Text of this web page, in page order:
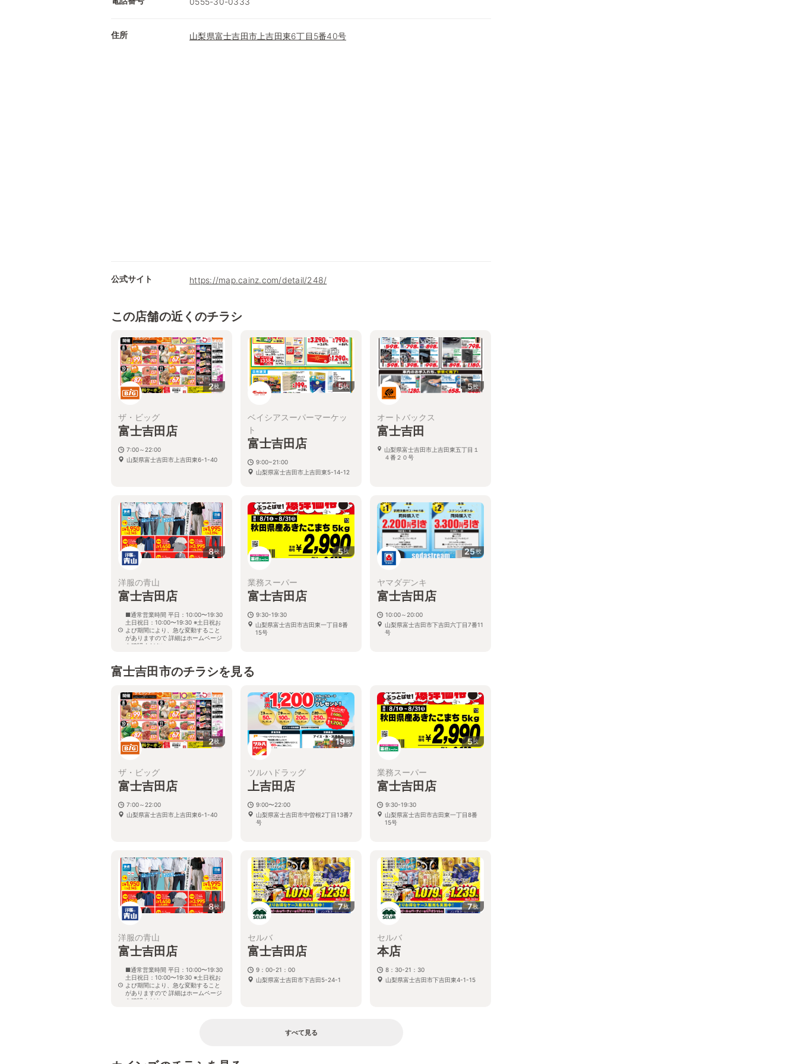
住所 山梨県富士吉田市上吉田東6丁目5番40号
公式サイト https://map.cainz.com/detail/248/
この店舗の近くのチラシ
2枚
ザ・ビッグ
富士吉田店
7:00～22:00
山梨県富士吉田市上吉田東6-1-40
5枚
ベイシアスーパーマーケッ
ト
富士吉田店
9:00~21:00
山梨県富士吉田市上吉田東5-14-12
5枚
オートバックス
富士吉田
山梨県富士吉田市上吉田東五丁目１
４番２０号
8枚
洋服の青山
富士吉田店
■通常営業時間 平日：10:00〜19:30
土日祝日：10:00〜19:30 ※土日祝お
よび期間により、急な変動すること
がありますので 詳細はホームページ
を確認ください
5枚
業務スーパー
富士吉田店
9:30-19:30
山梨県富士吉田市吉田東一丁目8番
15号
25枚
ヤマダデンキ
富士吉田店
10:00～20:00
山梨県富士吉田市下吉田六丁目7番11
号
富士吉田市のチラシを見る
2枚
ザ・ビッグ
富士吉田店
7:00～22:00
山梨県富士吉田市上吉田東6-1-40
19枚
ツルハドラッグ
上吉田店
9:00〜22:00
山梨県富士吉田市中曽根2丁目13番7
号
5枚
業務スーパー
富士吉田店
9:30-19:30
山梨県富士吉田市吉田東一丁目8番
15号
8枚
洋服の青山
富士吉田店
■通常営業時間 平日：10:00〜19:30
土日祝日：10:00〜19:30 ※土日祝お
よび期間により、急な変動すること
がありますので 詳細はホームページ
を確認ください
7枚
セルバ
富士吉田店
9：00-21：00
山梨県富士吉田市下吉田5-24-1
7枚
セルバ
本店
8：30-21：30
山梨県富士吉田市下吉田東4-1-15
すべて見る